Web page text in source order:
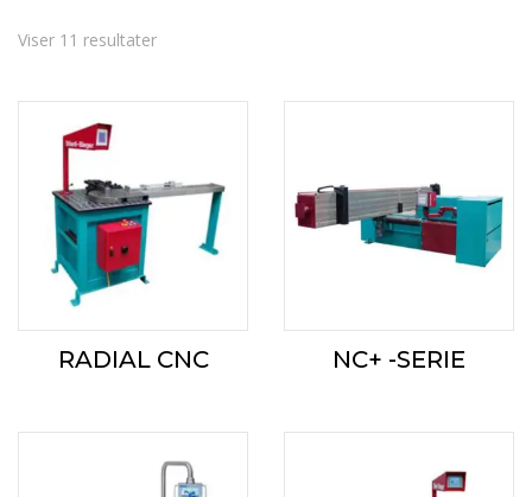
Viser 11 resultaterSorteret
RADIAL CNC NC+ -SERIE